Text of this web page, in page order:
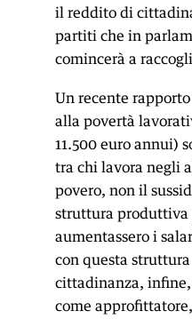
il reddito di
partiti che in
comincerà a
Un recente
alla povertà
11.500 euro annui)
tra chi lavora negli
povero, non il
struttura produttiva
aumentassero i
con questa
cittadinanza, infine,
come